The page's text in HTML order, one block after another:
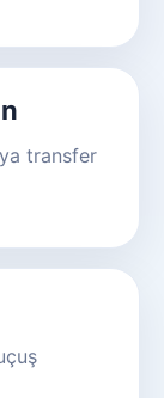
transfer